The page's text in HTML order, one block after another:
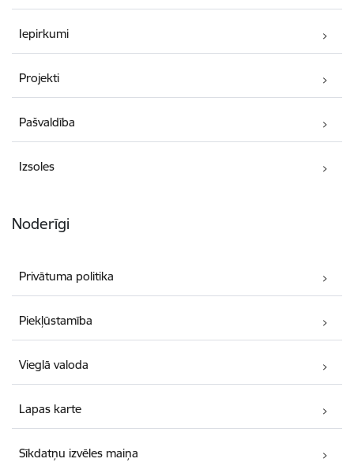
Iepirkumi
Projekti
Pašvaldība
Izsoles
Noderīgi
Privātuma politika
Piekļūstamība
Vieglā valoda
Lapas karte
Sīkdatņu izvēles maiņa